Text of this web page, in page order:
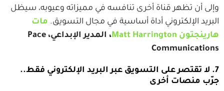
وإلى أن تظهر قناة أخرى تنافسه في مميزاته وعيوبه، سيظل
البريد الإلكتروني أداة أساسية في مجال التسويق. مات
هارينجتون Matt Harrington
، المدير الإبداعي، Pace
Communications
7. لا تقتصر على التسويق عبر البريد الإلكتروني فقط..
جرّب منصات أخرى